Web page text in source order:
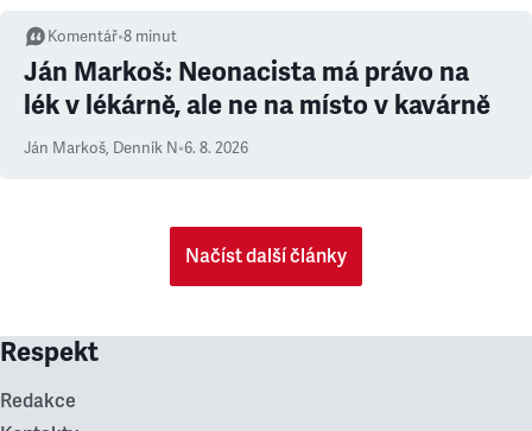
Komentář•8 minut
Ján Markoš: Neonacista má právo na
lék v lékárně, ale ne na místo v kavárně
Ján Markoš, Denník N•6. 8. 2026
Načíst další články
Respekt
Redakce